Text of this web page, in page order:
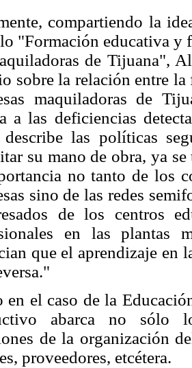
compartiendo la
"Formación educativa y
de Tijuana",
sobre la relación entre
maquiladoras de
a las deficiencias
las políticas
su mano de obra, ya
no tanto de los
sino de las redes
de los centros
en las plantas
que el aprendizaje en
en el caso de la
abarca no sólo
de la organización
proveedores, etcétera.